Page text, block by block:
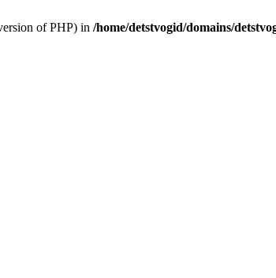
of PHP) in /home/detstvogid/domains/